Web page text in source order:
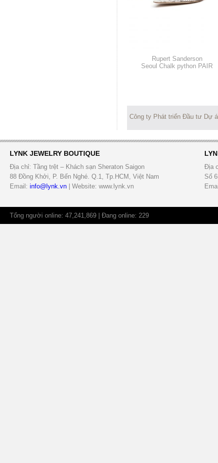
Rupert Sanderson
Seoul Chalk python PAIR
Công ty Phát triển Đầu tư Dự
LYNK JEWELRY BOUTIQUE
Địa chỉ: Tầng trệt – Khách sạn Sheraton Saigon
88 Đồng Khởi, P. Bến Nghé. Q.1, Tp.HCM, Việt Nam
Email: info@lynk.vn | Website: www.lynk.vn
Địa
Số
Tổng người online: 47,241,869 | Đang online: 229